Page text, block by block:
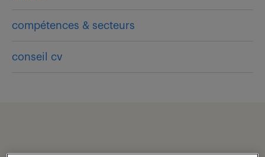
compétences & secteurs
conseil cv